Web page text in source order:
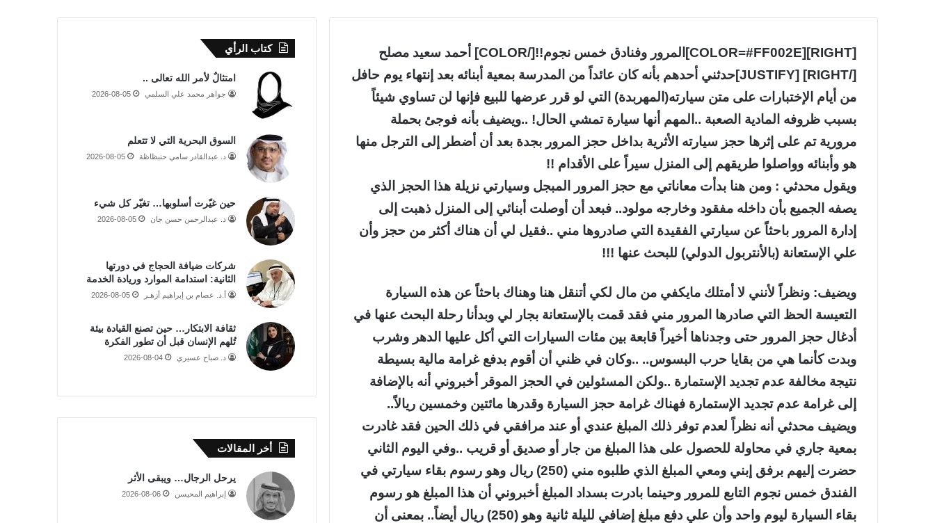
[RIGHT][COLOR=#FF002E]المرور وفنادق خمس نجوم!![/COLOR] أحمد سعيد مصلح
[/RIGHT] [JUSTIFY]حدثني أحدهم بأنه كان عائداً من المدرسة بمعية أبنائه بعد إنتهاء يوم حافل
من أيام الإختبارات على متن سيارته(المهربدة) التي لو قرر عرضها للبيع فإنها لن تساوي شيئاً
بسبب ظروفه المادية الصعبة ..المهم أنها سيارة تمشي الحال! ..ويضيف بأنه فوجئ بحملة
مرورية تم على إثرها حجز سيارته الأثرية بداخل حجز المرور بجدة بعد أن أضطر إلى الترجل منها
هو وأبنائه وواصلوا طريقهم إلى المنزل سيراً على الأقدام !!
ويقول محدثي : ومن هنا بدأت معاناتي مع حجز المرور المبجل وسيارتي نزيلة هذا الحجز الذي
يصفه الجميع بأن داخله مفقود وخارجه مولود.. فبعد أن أوصلت أبنائي إلى المنزل ذهبت إلى
إدارة المرور باحثاً عن سيارتي الفقيدة التي صادروها مني ..فقيل لي أن هناك أكثر من حجز وأن
علي الإستعانة (بالأنتربول الدولي) للبحث عنها !!!
ويضيف: ونظراً لأنني لا أمتلك مايكفي من مال لكي أتنقل هنا وهناك باحثاً عن هذه السيارة
التعيسة الحظ التي صادرها المرور مني فقد قمت بالإستعانة بجار لي وبدأنا رحلة البحث عنها في
أدغال حجز المرور حتى وجدناها أخيراً قابعة بين مئات السيارات التي أكل عليها الدهر وشرب
وبدت كأنما هي من بقايا حرب البسوس.. ..وكان في ظني أن أقوم بدفع غرامة مالية بسيطة
نتيجة مخالفة عدم تجديد الإستمارة ..ولكن المسئولين في الحجز الموقر أخبروني أنه بالإضافة
إلى غرامة عدم تجديد الإستمارة فهناك غرامة حجز السيارة وقدرها مائتين وخمسين ريالاً..
ويضيف محدثي أنه نظراً لعدم توفر ذلك المبلغ عندي أو عند مرافقي في ذلك الحين فقد غادرت
بمعية جاري في محاولة للحصول على هذا المبلغ من جار أو صديق أو قريب ..وفي اليوم الثاني
حضرت إليهم برفق إبني ومعي المبلغ الذي طلبوه مني (250) ريال وهو رسوم بقاء سيارتي في
الفندق خمس نجوم التابع للمرور وحينما بادرت بسداد المبلغ أخبروني أن هذا المبلغ هو رسوم
بقاء السيارة ليوم واحد وأن علي دفع مبلغ إضافي لليلة ثانية وهو (250) ريال أيضاً.. بمعنى أن
كتاب الرأي
امتثالٌ لأمر الله تعالى ..
جواهر محمد علي السلمي 2026-08-05
السوق البحرية التي لا تتعلم
د. عبدالقادر سامي حنبظاظة 2026-08-05
حين غيّرت أسلوبها… تغيّر كل شيء
د. عبدالرحمن حسن جان 2026-08-05
شركات ضيافة الحجاج في دورتها
الثانية: استدامة الموارد وريادة الخدمة
أ.د. عصام بن إبراهيم أزهـر 2026-08-05
ثقافة الابتكار… حين تصنع القيادة بيئة
تُلهم الإنسان قبل أن تطور الفكرة
د. صباح عسيري 2026-08-04
أخر المقالات
يرحل الرجال… ويبقى الأثر
إبراهيم المحيسن 2026-08-06